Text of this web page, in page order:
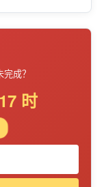
成？
时